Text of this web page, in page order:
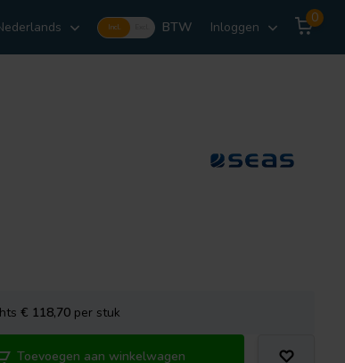
Incl. BTW Inloggen
0
€ 118,70 per stuk
Toevoegen aan winkelwagen